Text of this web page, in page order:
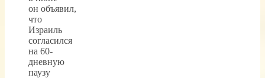
он объявил,
что
Израиль
согласился
на 60-
дневную
паузу